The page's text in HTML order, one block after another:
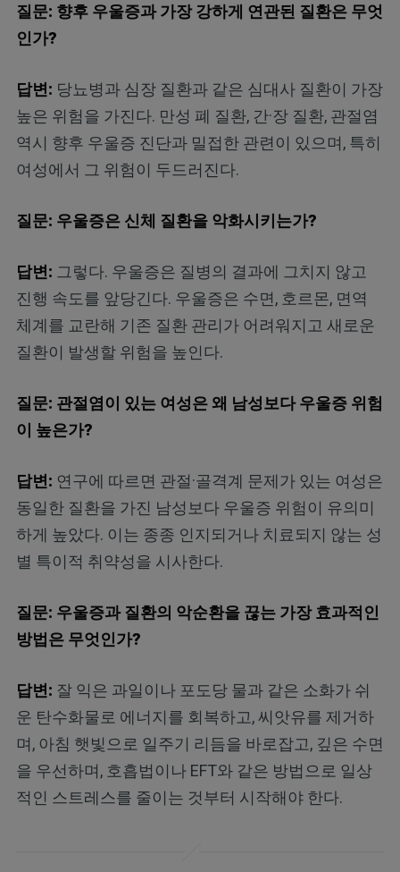
질문: 향후 우울증과 가장 강하게 연관된 질환은 무엇
인가?
답변: 당뇨병과 심장 질환과 같은 심대사 질환이 가장
높은 위험을 가진다. 만성 폐 질환, 간·장 질환, 관절염
역시 향후 우울증 진단과 밀접한 관련이 있으며, 특히
여성에서 그 위험이 두드러진다.
질문: 우울증은 신체 질환을 악화시키는가?
답변: 그렇다. 우울증은 질병의 결과에 그치지 않고
진행 속도를 앞당긴다. 우울증은 수면, 호르몬, 면역
체계를 교란해 기존 질환 관리가 어려워지고 새로운
질환이 발생할 위험을 높인다.
질문: 관절염이 있는 여성은 왜 남성보다 우울증 위험
이 높은가?
답변: 연구에 따르면 관절·골격계 문제가 있는 여성은
동일한 질환을 가진 남성보다 우울증 위험이 유의미
하게 높았다. 이는 종종 인지되거나 치료되지 않는 성
별 특이적 취약성을 시사한다.
질문: 우울증과 질환의 악순환을 끊는 가장 효과적인
방법은 무엇인가?
답변: 잘 익은 과일이나 포도당 물과 같은 소화가 쉬
운 탄수화물로 에너지를 회복하고, 씨앗유를 제거하
며, 아침 햇빛으로 일주기 리듬을 바로잡고, 깊은 수면
을 우선하며, 호흡법이나 EFT와 같은 방법으로 일상
적인 스트레스를 줄이는 것부터 시작해야 한다.